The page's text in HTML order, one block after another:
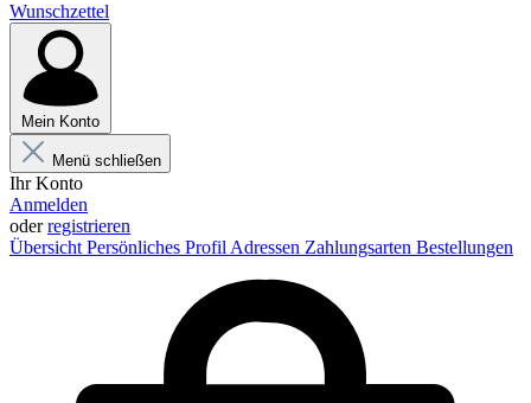
Wunschzettel
Mein Konto
Menü schließen
Ihr Konto
Anmelden
oderregistrieren
Übersicht Persönliches Profil Adressen Zahlungsarten Bestellungen